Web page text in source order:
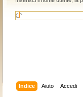
Indice Aiuto Accedi